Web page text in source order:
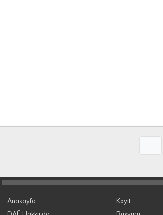
Anasayfa
DAÜ Hakkında
Kayıt
Başvuru